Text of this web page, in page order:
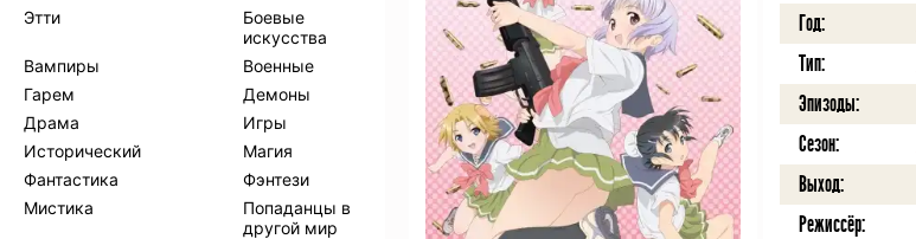
Год:
Тип:
Эпизоды:
Сезон:
Выход:
Режиссёр:
Этти
Боевые
искусства
Вампиры
Военные
Гарем
Демоны
Драма
Игры
Исторический
Магия
Фантастика
Фэнтези
Мистика
Попаданцы в
другой мир